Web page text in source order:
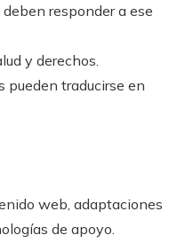
responder a ese
y derechos.
pueden traducirse en
web, adaptaciones
de apoyo.